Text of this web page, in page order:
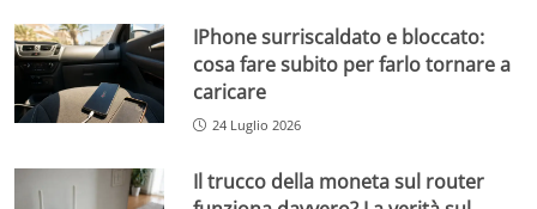
IPhone surriscaldato e bloccato:
cosa fare subito per farlo tornare a
caricare
24 Luglio 2026
Il trucco della moneta sul router